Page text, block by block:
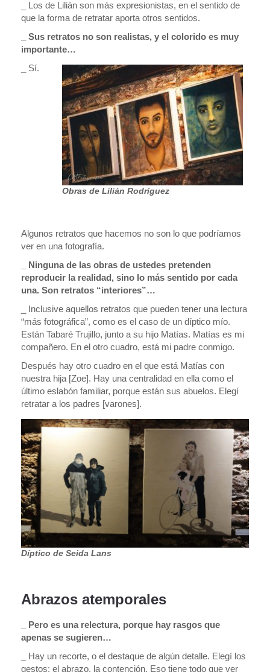
_ Los de Lilián son más expresionistas, en el sentido de
que la forma de retratar aporta otros sentidos.
_ Sus retratos no son realistas, y el colorido es muy
importante…
Obras de Lilián Rodríguez
_ Sí.
Algunos retratos que hacemos no son lo que podríamos
ver en una fotografía.
_ Ninguna de las obras de ustedes pretenden
reproducir la realidad, sino lo más sentido por cada
una. Son retratos “interiores”…
_ Inclusive aquellos retratos que pueden tener una lectura
“más fotográfica”, como es el caso de un díptico mío.
Están Tabaré Trujillo, junto a su hijo Matías. Matías es mi
compañero. En el otro cuadro, está mi padre conmigo.
Después hay otro cuadro en el que está Matías con
nuestra hija [Zoe]. Hay una centralidad en ella como el
último eslabón familiar, porque están sus abuelos. Elegí
retratar a los padres [varones].
Díptico de Seida Lans
Abrazos atemporales
_ Pero es una relectura, porque hay rasgos que
apenas se sugieren…
_ Hay un recorte, o el destaque de algún detalle. Elegí los
gestos: el abrazo, la contención. Eso tiene todo que ver